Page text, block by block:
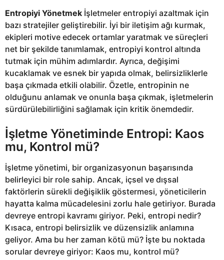
Entropiyi Yönetmek İşletmeler entropiyi azaltmak için
bazı stratejiler geliştirebilir. İyi bir iletişim ağı kurmak,
ekipleri motive edecek ortamlar yaratmak ve süreçleri
net bir şekilde tanımlamak, entropiyi kontrol altında
tutmak için mühim adımlardır. Ayrıca, değişimi
kucaklamak ve esnek bir yapıda olmak, belirsizliklerle
başa çıkmada etkili olabilir. Özetle, entropinin ne
olduğunu anlamak ve onunla başa çıkmak, işletmelerin
sürdürülebilirliğini sağlamak için kritik önemdedir.
İşletme Yönetiminde Entropi: Kaos
mu, Kontrol mü?
İşletme yönetimi, bir organizasyonun başarısında
belirleyici bir role sahip. Ancak, içsel ve dışsal
faktörlerin sürekli değişiklik göstermesi, yöneticilerin
hayatta kalma mücadelesini zorlu hale getiriyor. Burada
devreye entropi kavramı giriyor. Peki, entropi nedir?
Kısaca, entropi belirsizlik ve düzensizlik anlamına
geliyor. Ama bu her zaman kötü mü? İşte bu noktada
sorular devreye giriyor: Kaos mu, kontrol mü?